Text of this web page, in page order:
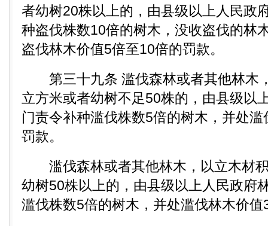
者幼树20株以上的，由县级以上人民政
种盗伐株数10倍的树木，没收盗伐的林
盗伐林木价值5倍至10倍的罚款。
第三十九条 滥伐森林或者其他林木
立方米或者幼树不足50株的，由县级以
门责令补种滥伐株数5倍的树木，并处
罚款。
滥伐森林或者其他林木，以立木材积
幼树50株以上的，由县级以上人民政府
滥伐株数5倍的树木，并处滥伐林木价